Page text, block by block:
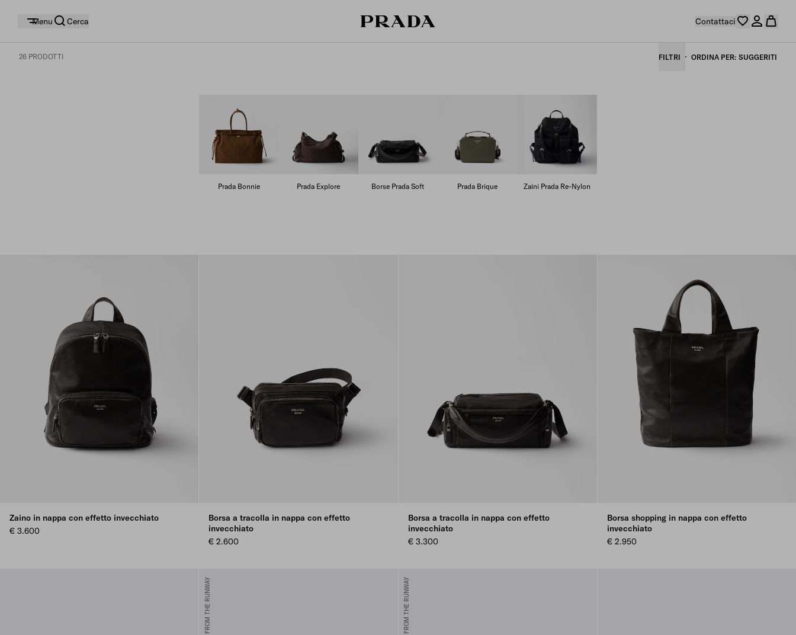
Menu Cerca Contattaci
26 PRODOTTI FILTRI ORDINA PER SUGGERITI
Prada Bonnie Prada Explore Borse Prada Soft Prada Brique Zaini Prada Re-Nylon
Zaino in nappa con effetto invecchiato
€ 3.600
Borsa a tracolla in nappa con effetto
invecchiato
€ 2.600
Borsa a tracolla in nappa con effetto
invecchiato
€ 3.300
Borsa shopping in nappa con effetto
invecchiato
€ 2.950
FROM THE RUNWAY FROM THE RUNWAY